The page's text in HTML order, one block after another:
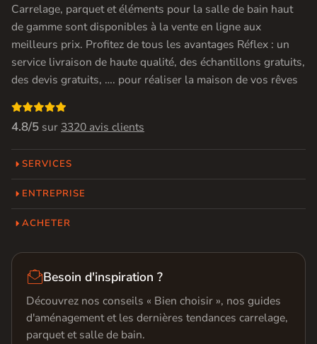
Carrelage, parquet et éléments pour la salle de bain haut
de gamme sont disponibles à la vente en ligne aux
meilleurs prix. Profitez de tous les avantages Réflex : un
service livraison de haute qualité, des échantillons gratuits,
des devis gratuits, …. pour réaliser la maison de vos rêves

4.8/5 sur 3320 avis clients
SERVICES
ENTREPRISE
ACHETER
Besoin d'inspiration ?
Découvrez nos conseils « Bien choisir », nos guides
d'aménagement et les dernières tendances carrelage,
parquet et salle de bain.